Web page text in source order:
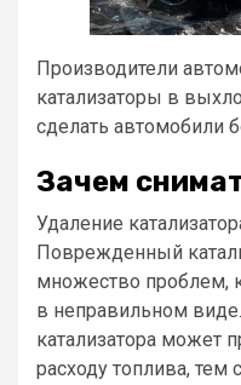
Производители
катализаторы в
сделать автомобили
Зачем
Удаление
Поврежденный
множество проблем,
в неправильном
катализатора может
расходу топлива,